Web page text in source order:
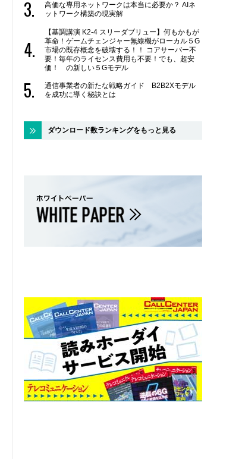
高価な専用ネットワークは本当に必要か？ AIネ
ットワーク構築の現実解
【基調講演 K2-4 スリーダブリュー】何もかもが
革命！ゲームチェンジャー無線機がローカル５G
市場の既存概念を破壊する！！ コアサーバー不
要！毎年のライセンス費用も不要！でも、超安
価！ の新しい５Gモデル
通信事業者の新たな戦略ガイド B2B2Xモデル
を成功に導く秘訣とは
ダウンロード数ランキングをもっと見る